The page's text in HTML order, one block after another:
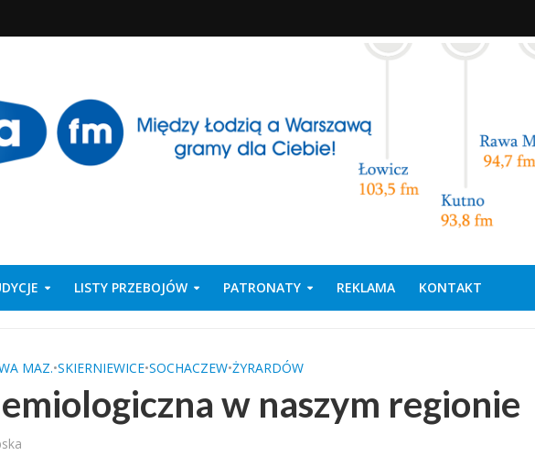
LISTY PRZEBOJÓW PATRONATY REKLAMA KONTAKT
MAZ.•SKIERNIEWICE•SOCHACZEW•ŻYRARDÓW
w naszym regionie